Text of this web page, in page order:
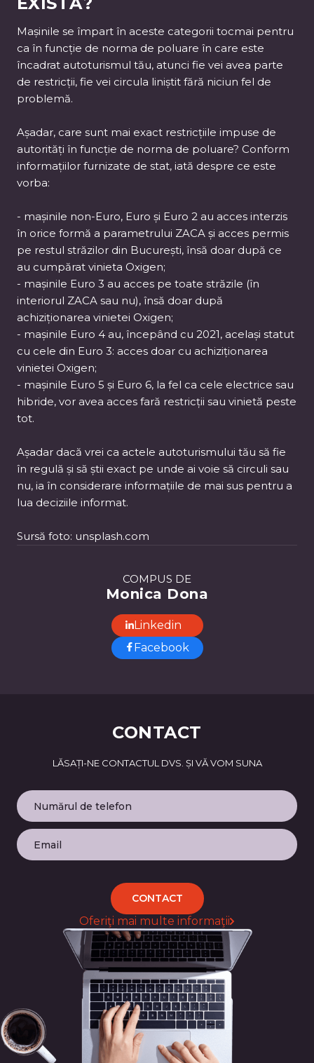
COMPUS DE
Monica Dona
Linkedin
Facebook
Mașinile se împart în aceste categorii tocmai pentru
ca în funcție de norma de poluare în care este
încadrat autoturismul tău, atunci fie vei avea parte
de restricții, fie vei circula liniștit fără niciun fel de
problemă.
Așadar, care sunt mai exact restricțiile impuse de
autorități în funcție de norma de poluare? Conform
informațiilor furnizate de stat, iată despre ce este
vorba:
- mașinile non-Euro, Euro și Euro 2 au acces interzis
în orice formă a parametrului ZACA și acces permis
pe restul străzilor din București, însă doar după ce
au cumpărat vinieta Oxigen;
- mașinile Euro 3 au acces pe toate străzile (în
interiorul ZACA sau nu), însă doar după
achiziționarea vinietei Oxigen;
- mașinile Euro 4 au, începând cu 2021, același statut
cu cele din Euro 3: acces doar cu achiziționarea
vinietei Oxigen;
- mașinile Euro 5 și Euro 6, la fel ca cele electrice sau
hibride, vor avea acces fară restricții sau vinietă peste
tot.
Așadar dacă vrei ca actele autoturismului tău să fie
în regulă și să știi exact pe unde ai voie să circuli sau
nu, ia în considerare informațiile de mai sus pentru a
lua deciziile informat.
Sursă foto: unsplash.com
CONTACT
LĂSAȚI-NE CONTACTUL DVS. ȘI VĂ VOM SUNA
Oferiţi mai multe informaţii
CONTACT